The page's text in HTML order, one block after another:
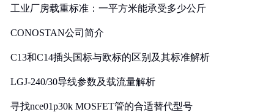
工业厂房载重标准：一平方米能承受多少公斤
CONOSTAN公司简介
C13和C14插头国标与欧标的区别及其标准解析
LGJ-240/30导线参数及载流量解析
寻找nce01p30k MOSFET管的合适替代型号